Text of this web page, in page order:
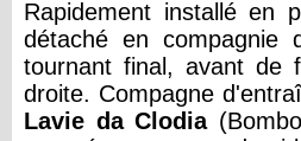
Rapidement installé en
détaché en compagnie
tournant final, avant de
droite. Compagne
Lavie da Clodia